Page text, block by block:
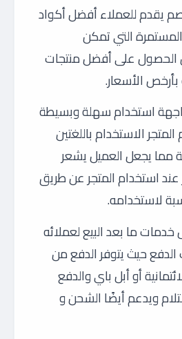
يقدم للعملاء أفضل أكواد
التي تمكن
الحصول على أفضل منتجات
الأسعار.
استخدام سهلة وبسيطة
الاستخدام باللغتين
مما يجعل العميل يشعر
عند استخدام المتجر عن طريق
لاستخدامه.
خدمات ما بعد البيع لعملائه
حيث يتوفر الدفع من
أو أبل باي والدفع
ويدعم أيضًا الشحن و